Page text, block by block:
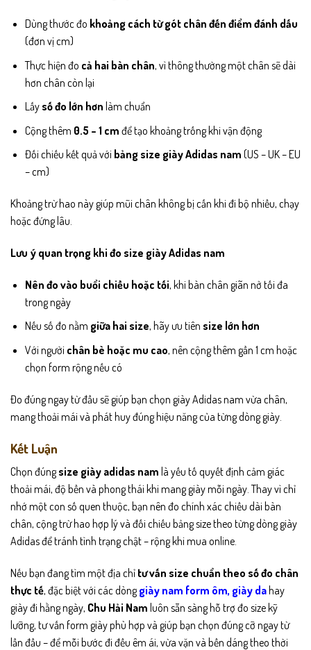
Dùng thước đo khoảng cách từ gót chân đến điểm đánh dấu
(đơn vị cm)
Thực hiện đo cả hai bàn chân, vì thông thường một chân sẽ dài
hơn chân còn lại
Lấy số đo lớn hơn làm chuẩn
Cộng thêm 0.5 – 1 cm để tạo khoảng trống khi vận động
Đối chiếu kết quả với bảng size giày Adidas nam (US – UK – EU
– cm)
Khoảng trừ hao này giúp mũi chân không bị cấn khi đi bộ nhiều, chạy
hoặc đứng lâu.
Lưu ý quan trọng khi đo size giày Adidas nam
Nên đo vào buổi chiều hoặc tối, khi bàn chân giãn nở tối đa
trong ngày
Nếu số đo nằm giữa hai size, hãy ưu tiên size lớn hơn
Với người chân bè hoặc mu cao, nên cộng thêm gần 1 cm hoặc
chọn form rộng nếu có
Đo đúng ngay từ đầu sẽ giúp bạn chọn giày Adidas nam vừa chân,
mang thoải mái và phát huy đúng hiệu năng của từng dòng giày.
Kết Luận
Chọn đúngsize giày adidas nam là yếu tố quyết định cảm giác
thoải mái, độ bền và phong thái khi mang giày mỗi ngày. Thay vì chỉ
nhớ một con số quen thuộc, bạn nên đo chính xác chiều dài bàn
chân, cộng trừ hao hợp lý và đối chiếu bảng size theo từng dòng giày
Adidas để tránh tình trạng chật – rộng khi mua online.
Nếu bạn đang tìm một địa chỉ tư vấn size chuẩn theo số đo chân
thực tế, đặc biệt với các dònggiày nam form ôm, giày dahay
giày đi hằng ngày, Chu Hải Nam luôn sẵn sàng hỗ trợ đo size kỹ
lưỡng, tư vấn form giày phù hợp và giúp bạn chọn đúng cỡ ngay từ
lần đầu – để mỗi bước đi đều êm ái, vừa vặn và bền dáng theo thời